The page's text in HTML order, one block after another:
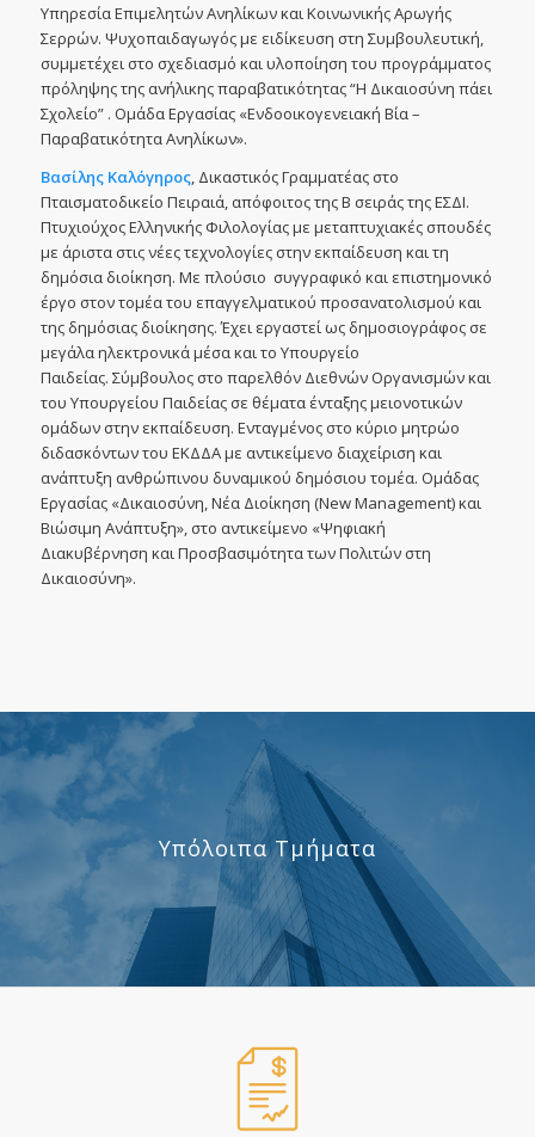
Υπηρεσία Επιμελητών Ανηλίκων και Κοινωνικής Αρωγής
Σερρών. Ψυχοπαιδαγωγός με ειδίκευση στη Συμβουλευτική,
συμμετέχει στο σχεδιασμό και υλοποίηση του προγράμματος
πρόληψης της ανήλικης παραβατικότητας “Η Δικαιοσύνη πάει
Σχολείο” . Ομάδα Εργασίας «Ενδοοικογενειακή Βία –
Παραβατικότητα Ανηλίκων».
Βασίλης Καλόγηρος, Δικαστικός Γραμματέας στο
Πταισματοδικείο Πειραιά, απόφοιτος της Β σειράς της ΕΣΔΙ.
Πτυχιούχος Ελληνικής Φιλολογίας με μεταπτυχιακές σπουδές
με άριστα στις νέες τεχνολογίες στην εκπαίδευση και τη
δημόσια διοίκηση. Με πλούσιο συγγραφικό και επιστημονικό
έργο στον τομέα του επαγγελματικού προσανατολισμού και
της δημόσιας διοίκησης. Έχει εργαστεί ως δημοσιογράφος σε
μεγάλα ηλεκτρονικά μέσα και το Υπουργείο
Παιδείας. Σύμβουλος στο παρελθόν Διεθνών Οργανισμών και
του Υπουργείου Παιδείας σε θέματα ένταξης μειονοτικών
ομάδων στην εκπαίδευση. Ενταγμένος στο κύριο μητρώο
διδασκόντων του ΕΚΔΔΑ με αντικείμενο διαχείριση και
ανάπτυξη ανθρώπινου δυναμικού δημόσιου τομέα. Ομάδας
Εργασίας «Δικαιοσύνη, Νέα Διοίκηση (New Management) και
Βιώσιμη Ανάπτυξη», στο αντικείμενο «Ψηφιακή
Διακυβέρνηση και Προσβασιμότητα των Πολιτών στη
Δικαιοσύνη».
Υπόλοιπα Τμήματα